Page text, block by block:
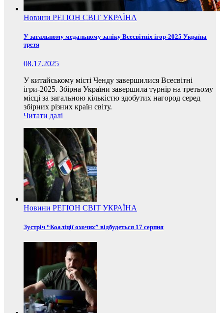
Новини РЕГІОН СВІТ УКРАЇНА
У загальному медальному заліку Всесвітніх ігор-2025 Україна
третя
08.17.2025
У китайському місті Ченду завершилися Всесвітні
ігри-2025. Збірна України завершила турнір на третьому
місці за загальною кількістю здобутих нагород серед
збірних різних країн світу.
Читати далі
Новини РЕГІОН СВІТ УКРАЇНА
Зустріч “Коаліції охочих” відбудеться 17 серпня